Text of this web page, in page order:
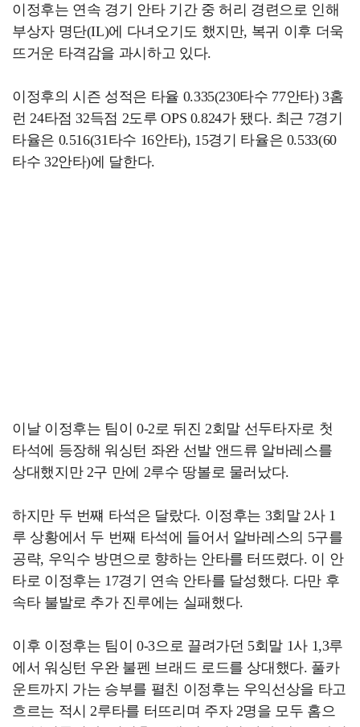
이정후는 연속 경기 안타 기간 중 허리 경련으로 인해
부상자 명단(IL)에 다녀오기도 했지만, 복귀 이후 더욱
뜨거운 타격감을 과시하고 있다.
이정후의 시즌 성적은 타율 0.335(230타수 77안타) 3홈
런 24타점 32득점 2도루 OPS 0.824가 됐다. 최근 7경기
타율은 0.516(31타수 16안타), 15경기 타율은 0.533(60
타수 32안타)에 달한다.
이날 이정후는 팀이 0-2로 뒤진 2회말 선두타자로 첫
타석에 등장해 워싱턴 좌완 선발 앤드류 알바레스를
상대했지만 2구 만에 2루수 땅볼로 물러났다.
하지만 두 번쨰 타석은 달랐다. 이정후는 3회말 2사 1
루 상황에서 두 번째 타석에 들어서 알바레스의 5구를
공략, 우익수 방면으로 향하는 안타를 터뜨렸다. 이 안
타로 이정후는 17경기 연속 안타를 달성했다. 다만 후
속타 불발로 추가 진루에는 실패했다.
이후 이정후는 팀이 0-3으로 끌려가던 5회말 1사 1,3루
에서 워싱턴 우완 불펜 브래드 로드를 상대했다. 풀카
운트까지 가는 승부를 펼친 이정후는 우익선상을 타고
흐르는 적시 2루타를 터뜨리며 주자 2명을 모두 홈으